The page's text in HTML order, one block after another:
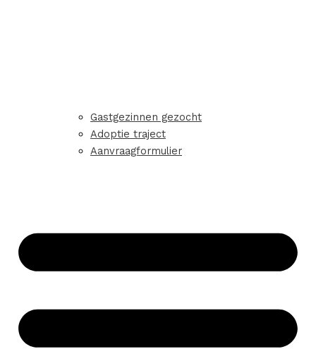
Gastgezinnen gezocht
Adoptie traject
Aanvraagformulier